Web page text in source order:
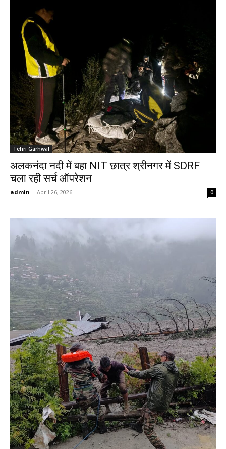
Tehri Garhwal
अलकनंदा नदी में बहा NIT छात्र श्रीनगर में SDRF
चला रही सर्च ऑपरेशन
admin - April 26, 2026 0